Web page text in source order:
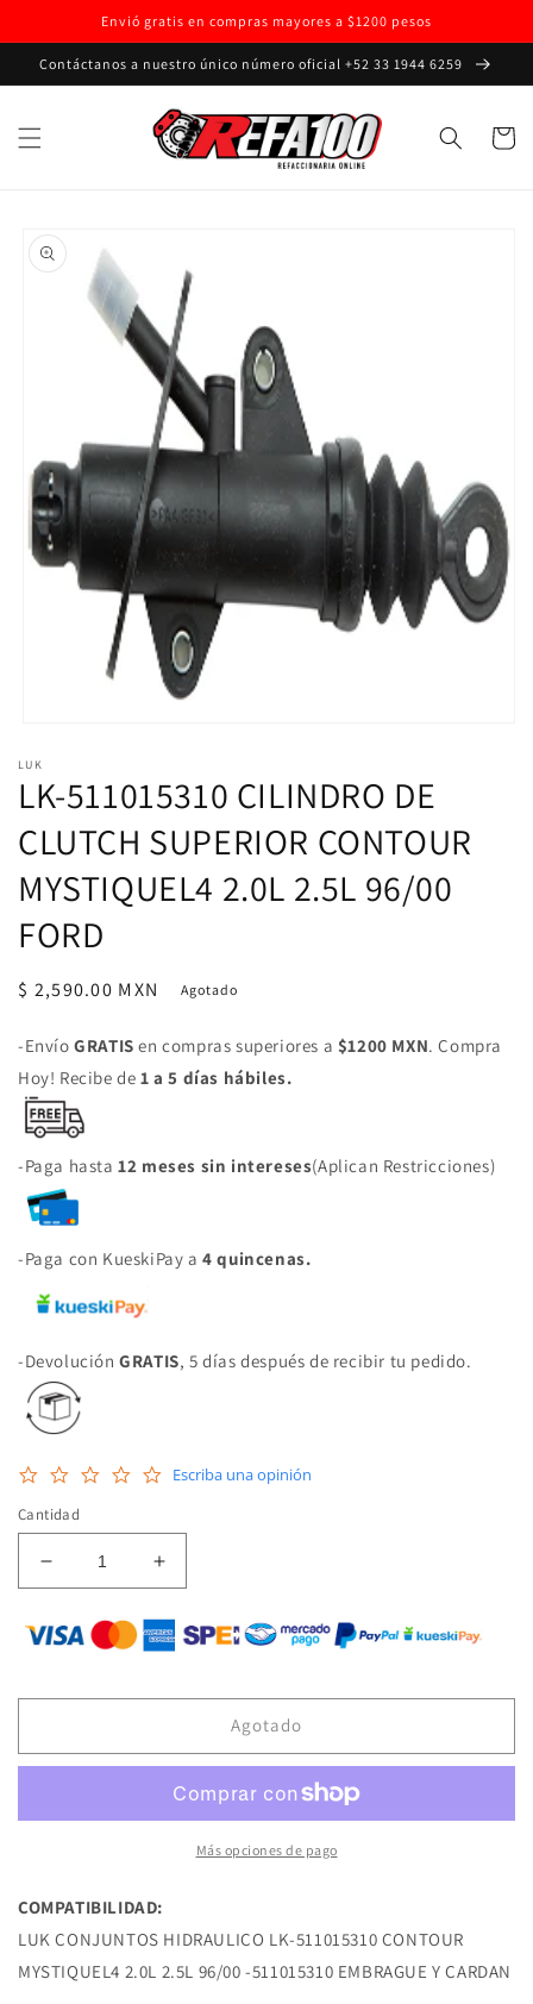
directamente
al contenido
Envió gratis en compras mayores a $1200 pesos
Contáctanos a nuestro único número oficial +52 33 1944 6259
Carrito
a la
información
del producto
multimedia
1
en
ventana
modal
LUK
LK-511015310 CILINDRO DE
CLUTCH SUPERIOR CONTOUR
MYSTIQUEL4 2.0L 2.5L 96/00
FORD
Precio
$ 2,590.00 MXN Agotado
-EnvíoGRATIS en compras superiores a $1200 MXN. Compra
Hoy! Recibe de 1 a 5 días hábiles.
-Paga hasta12 meses sin intereses(Aplican Restricciones)
-Paga con KueskiPay a4 quincenas.
-DevoluciónGRATIS, 5 días después de recibir tu pedido.
0.0
Escriba una opinión
Cantidad
Reducir
cantidad
para
LK-
CILINDRO
SUPERIOR
MYSTIQUEL4
96/00
FORD
Aumentar
cantidad
para
LK-
CILINDRO
SUPERIOR
CONTOUR
MYSTIQUEL4
2.0L
FORD
Agotado
Más opciones de pago
COMPATIBILIDAD:
LUK CONJUNTOS HIDRAULICO LK-511015310 CONTOUR
MYSTIQUEL4 2.0L 2.5L 96/00 -511015310 EMBRAGUE Y CARDAN